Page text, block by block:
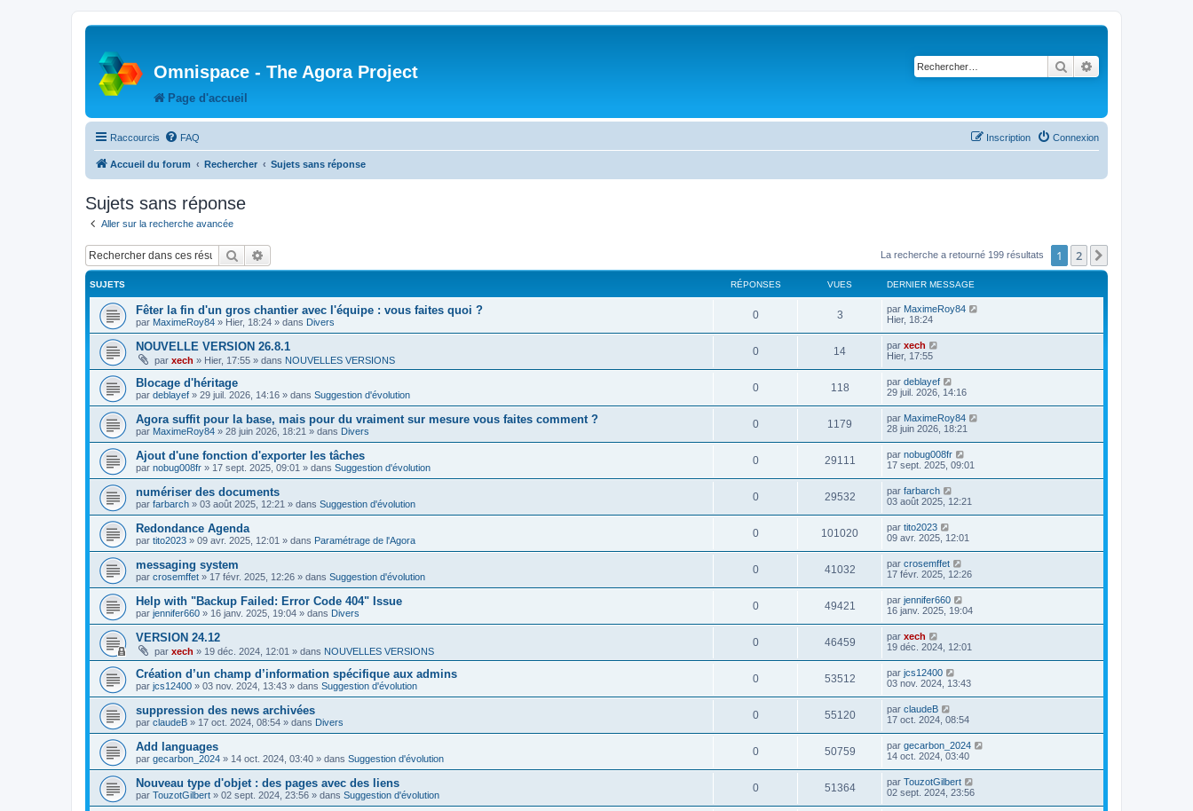
Omnispace - The Agora Project
Page d'accueil
Rechercher
Raccourcis FAQ Connexion
Inscription
Accueil du forum Rechercher Sujets sans réponse
Sujets sans réponse
Aller sur la recherche avancée
Rechercher La recherche a retourné 199 résultats 1 2
SUJETS RÉPONSES VUES DERNIER MESSAGE
Fêter la fin d'un gros chantier avec l'équipe : vous faites quoi ?
par MaximeRoy84 » Hier, 18:24 » dans Divers
0 3 par MaximeRoy84
Hier, 18:24
NOUVELLE VERSION 26.8.1
par xech » Hier, 17:55 » dans NOUVELLES VERSIONS
0 14 par xech
Hier, 17:55
Blocage d'héritage
par deblayef » 29 juil. 2026, 14:16 » dans Suggestion d'évolution
0 118 par deblayef
29 juil. 2026, 14:16
Agora suffit pour la base, mais pour du vraiment sur mesure vous faites comment ?
par MaximeRoy84 » 28 juin 2026, 18:21 » dans Divers
0 1179 par MaximeRoy84
28 juin 2026, 18:21
Ajout d'une fonction d'exporter les tâches
par nobug008fr » 17 sept. 2025, 09:01 » dans Suggestion d'évolution
0 29111 par nobug008fr
17 sept. 2025, 09:01
numériser des documents
par farbarch » 03 août 2025, 12:21 » dans Suggestion d'évolution
0 29532 par farbarch
03 août 2025, 12:21
Redondance Agenda
par tito2023 » 09 avr. 2025, 12:01 » dans Paramétrage de l'Agora
0 101020 par tito2023
09 avr. 2025, 12:01
messaging system
par crosemffet » 17 févr. 2025, 12:26 » dans Suggestion d'évolution
0 41032 par crosemffet
17 févr. 2025, 12:26
Help with "Backup Failed: Error Code 404" Issue
par jennifer660 » 16 janv. 2025, 19:04 » dans Divers
0 49421 par jennifer660
16 janv. 2025, 19:04
VERSION 24.12
par xech » 19 déc. 2024, 12:01 » dans NOUVELLES VERSIONS
0 46459 par xech
19 déc. 2024, 12:01
Création d’un champ d’information spécifique aux admins
par jcs12400 » 03 nov. 2024, 13:43 » dans Suggestion d'évolution
0 53512 par jcs12400
03 nov. 2024, 13:43
suppression des news archivées
par claudeB » 17 oct. 2024, 08:54 » dans Divers
0 55120 par claudeB
17 oct. 2024, 08:54
Add languages
par gecarbon_2024 » 14 oct. 2024, 03:40 » dans Suggestion d'évolution
0 50759 par gecarbon_2024
14 oct. 2024, 03:40
Nouveau type d'objet : des pages avec des liens
par TouzotGilbert » 02 sept. 2024, 23:56 » dans Suggestion d'évolution
0 51364 par TouzotGilbert
02 sept. 2024, 23:56